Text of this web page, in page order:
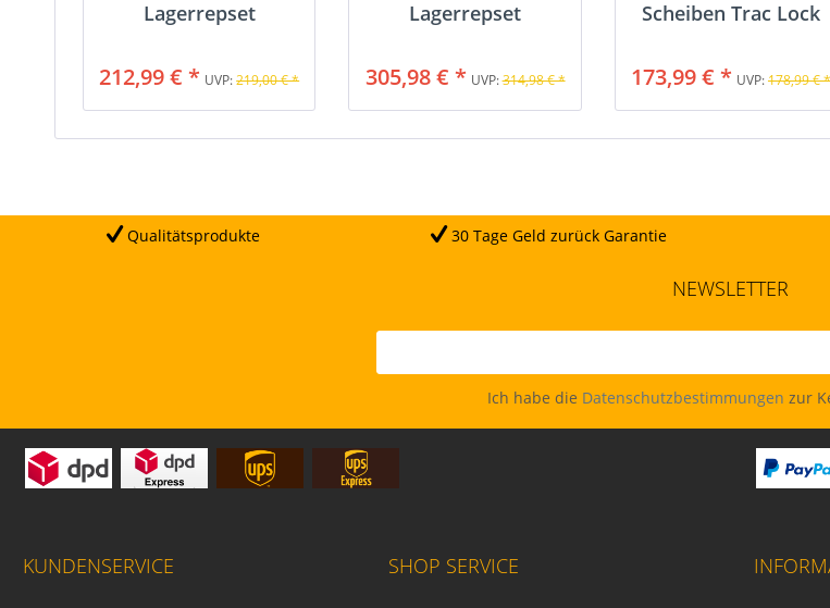
Lagerrepset
212,99 € * UVP:219,00 € *
Lagerrepset
305,98 € * UVP:314,98 € *
Scheiben Trac Lock
173,99 € * UVP:178,99 € *
Qualitätsprodukte 30 Tage Geld zurück Garantie
NEWSLETTER
Ich habe die Datenschutzbestimmungen zur
KUNDENSERVICE SHOP SERVICE